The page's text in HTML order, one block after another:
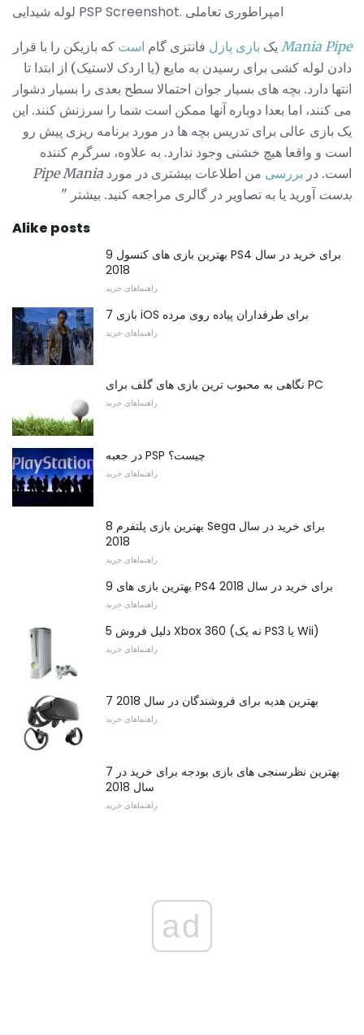
لوله شیدایی PSP Screenshot. امپراطوری تعاملی
Mania Pipe یک بازی پازل فانتزی گام است که بازیکن را با قرار
دادن لوله کشی برای رسیدن به مایع (یا اردک لاستیک) از ابتدا تا
انتها دارد. بچه های بسیار جوان احتمالا سطح بعدی را بسیار دشوار
می کنند، اما بعدا دوباره آنها ممکن است شما را سرزنش کنند. این
یک بازی عالی برای تدریس بچه ها در مورد برنامه ریزی پیش رو
است و واقعا هیچ خشنی وجود ندارد. به علاوه، سرگرم کننده
است. در بررسی من اطلاعات بیشتری در مورد Pipe Mania
بدست آورید یا به تصاویر در گالری مراجعه کنید. بیشتر "
Alike posts
9 بهترین بازی های کنسول PS4 برای خرید در سال
2018
راهنماهای خرید
7 بازی iOS برای طرفداران پیاده روی مرده
راهنماهای خرید
نگاهی به محبوب ترین بازی های گلف برای PC
راهنماهای خرید
در جعبه PSP چیست؟
راهنماهای خرید
8 بهترین بازی پلتفرم Sega برای خرید در سال
2018
راهنماهای خرید
9 بهترین بازی های PS4 برای خرید در سال 2018
راهنماهای خرید
5 دلیل فروش Xbox 360 (نه یک PS3 یا Wii)
راهنماهای خرید
7 بهترین هدیه برای فروشندگان در سال 2018
راهنماهای خرید
7 بهترین نظرسنجی های بازی بودجه برای خرید در
سال 2018
راهنماهای خرید
ad